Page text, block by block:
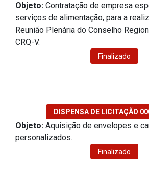
Objeto: Contratação de empresa
serviços de alimentação, para a
Reunião Plenária do Conselho
CRQ-V.
Finalizado
DISPENSA DE LICITAÇÃO
Objeto: Aquisição de envelopes e
personalizados.
Finalizado